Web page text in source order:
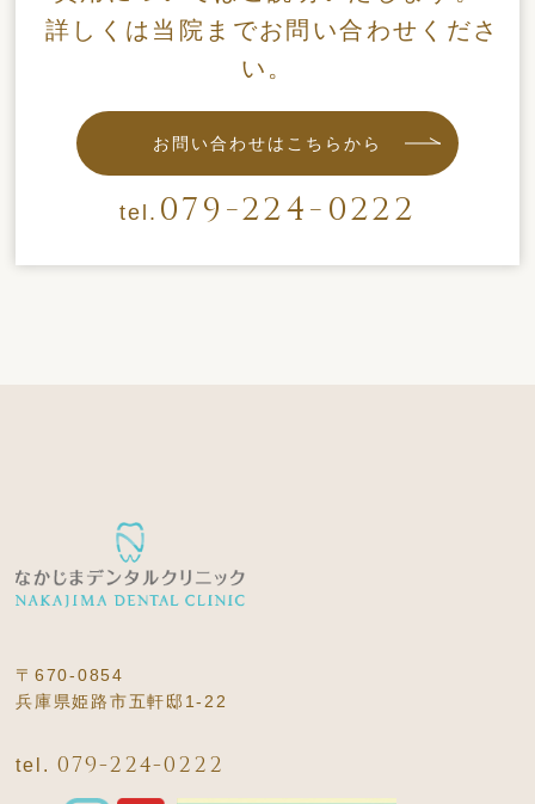
詳しくは当院までお問い合わせくださ
い。
お問い合わせはこちらから
tel. 079-224-0222
〒670-0854
兵庫県姫路市五軒邸1-22
tel. 079-224-0222